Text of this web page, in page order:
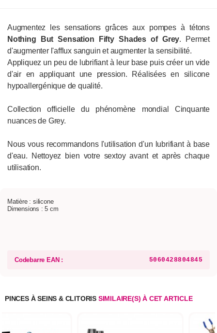
Augmentez les sensations grâces aux pompes à tétons
Nothing But Sensation Fifty Shades of Grey. Permet
d'augmenter l'afflux sanguin et augmenter la sensibilité.
Appliquez un peu de lubrifiant à leur base puis créer un vide
d'air en appliquant une pression. Réalisées en silicone
hypoallergénique de qualité.
Collection officielle du phénomène mondial Cinquante
nuances de Grey.
Nous vous recommandons l'utilisation d'un lubrifiant à base
d'eau. Nettoyez bien votre sextoy avant et après chaque
utilisation.
Matière : silicone
Dimensions : 5 cm
Codebarre EAN : 5060428804845
PINCES À SEINS & CLITORIS SIMILAIRE(S) À CET ARTICLE